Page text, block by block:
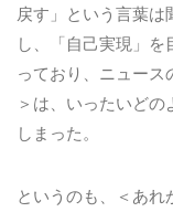
戻す」という言葉は
し、「自己実現」
っており、ニュー
＞は、いったいど
しまった。
というのも、＜あ